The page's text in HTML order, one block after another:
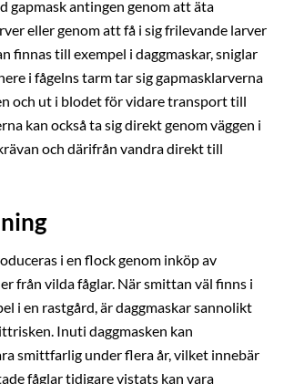
gapmask antingen genom att äta
eller genom att få i sig frilevande larver
finnas till exempel i daggmaskar, sniglar
i fågelns tarm tar sig gapmasklarverna
och ut i blodet för vidare transport till
kan också ta sig direkt genom väggen i
och därifrån vandra direkt till
i en flock genom inköp av
från vilda fåglar. När smittan väl finns i
i en rastgård, är daggmaskar sannolikt
Inuti daggmasken kan
smittfarlig under flera år, vilket innebär
fåglar tidigare vistats kan vara